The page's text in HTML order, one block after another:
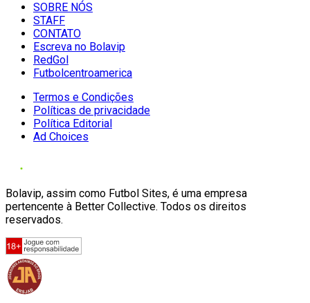
SOBRE NÓS
STAFF
CONTATO
Escreva no Bolavip
RedGol
Futbolcentroamerica
Termos e Condições
Políticas de privacidade
Política Editorial
Ad Choices
Bolavip, assim como Futbol Sites, é uma empresa
pertencente à Better Collective. Todos os direitos
reservados.